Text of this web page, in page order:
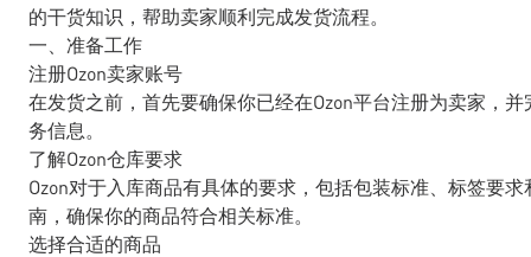
的干货知识，帮助卖家顺利完成发货流程。
一、准备工作
注册Ozon卖家账号
在发货之前，首先要确保你已经在Ozon平台注册为卖家，
务信息。
了解Ozon仓库要求
Ozon对于入库商品有具体的要求，包括包装标准、标签要
南，确保你的商品符合相关标准。
选择合适的商品